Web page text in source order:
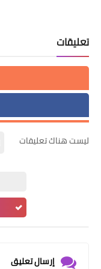
تعليقات
ليست هناك تعليقات
إرسال تعليق